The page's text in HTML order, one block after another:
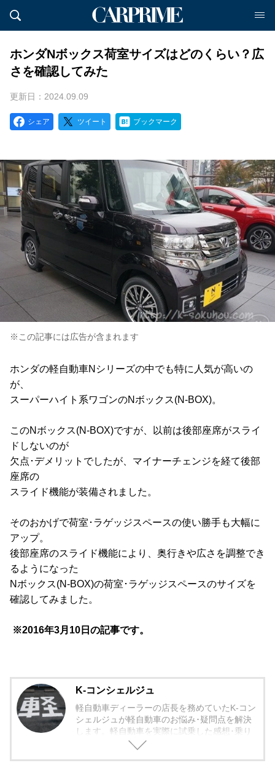
ホンダNボックス荷室サイズはどのくらい？広
さを確認してみた
更新日：2024.09.09
シェア ツイート ブックマーク
※この記事には広告が含まれます
ホンダの軽自動車Nシリーズの中でも特に人気が高いの
が、
スーパーハイト系ワゴンのNボックス(N-BOX)。
このNボックス(N-BOX)ですが、以前は後部座席がスライ
ドしないのが
欠点･デメリットでしたが、マイナーチェンジを経て後部
座席の
スライド機能が装備されました。
そのおかげで荷室･ラゲッジスペースの使い勝手も大幅に
アップ。
後部座席のスライド機能により、奥行きや広さを調整でき
るようになった
Nボックス(N-BOX)の荷室･ラゲッジスペースのサイズを
確認してみました。
※2016年3月10日の記事です。
K-コンシェルジュ
軽自動車ディーラーの店長を務めていたK-コン
シェルジュが軽自動車のお悩み･疑問点を解決
します。軽自動車を実際に試乗した感想･乗り
心地から欠点まで包み隠さず紹介していきま